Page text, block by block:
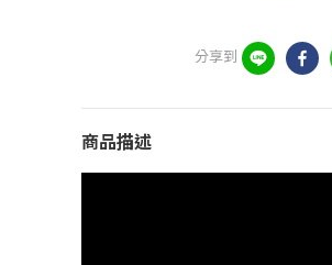
分享到
商品描述